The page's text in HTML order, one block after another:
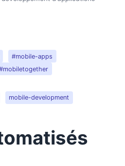
#mobile-apps
mobile-development